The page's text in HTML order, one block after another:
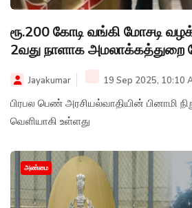
ரூ.200 கோடி வங்கி மோசடி
2வது நாளாக
Jayakumar 19 Sep 2025, 10:10
பிரபல பெண் அரசியல்வாதியின் பினாமி
வெளியாகி உள்ளது
அண்மை